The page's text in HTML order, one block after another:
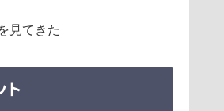
見てきた
ト